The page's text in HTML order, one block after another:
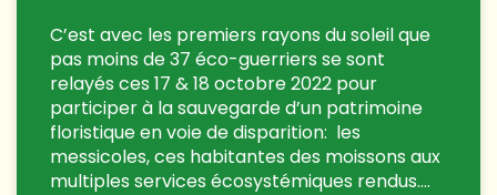
C’est avec les premiers rayons du soleil que
pas moins de 37 éco-guerriers se sont
relayés ces 17 & 18 octobre 2022 pour
participer à la sauvegarde d’un patrimoine
floristique en voie de disparition: les
messicoles, ces habitantes des moissons aux
multiples services écosystémiques rendus….